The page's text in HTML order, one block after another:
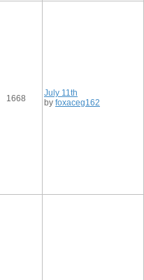
1668
July 11th
by foxaceg162